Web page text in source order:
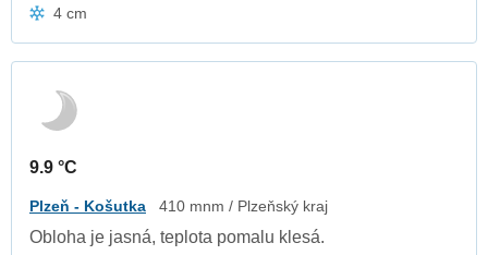
4 cm
9.9 °C
Plzeň - Košutka 410 mnm / Plzeňský kraj
Obloha je jasná, teplota pomalu klesá.